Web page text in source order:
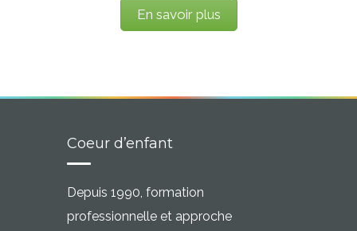
En savoir plus
Coeur d’enfant
Depuis 1990, formation
professionnelle et approche